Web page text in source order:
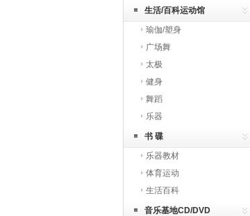
生活/百科运动馆
瑜伽/塑身
广场舞
太极
健身
舞蹈
乐器
书 碟
乐器教材
体育运动
生活百科
音乐基地CD/DVD